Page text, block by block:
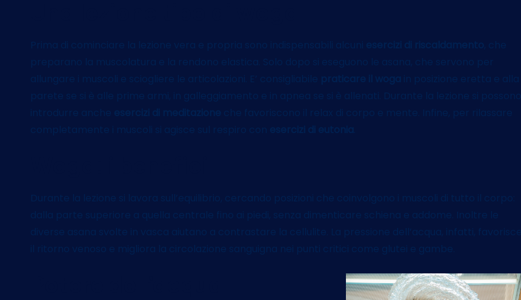
Prima di cominciare la lezione vera e propria sono indispensabili alcuni esercizi di riscaldamento
, che
preparano la muscolatura e la rendono elastica. Solo dopo si eseguono le asana, che servono per
allungare i muscoli e sciogliere le articolazioni. E’ consigliabile praticare il woga
in posizione eretta e alla
parete se si è alle prime armi, in galleggiamento e in apnea se si è allenati. Durante la lezione si possono
introdurre anche
esercizi di meditazione
che favoriscono il relax di corpo e mente. Infine, per rilassare
completamente i muscoli si agisce sul respiro con
esercizi di eutonia
Durante la lezione si lavora sull’equilibrio, cercando posizioni che coinvolgono i muscoli di tutto il corpo:
dalla parte superiore a quella centrale fino ai piedi, senza dimenticare schiena e addome. Inoltre le
diverse asana svolte in vasca aiutano a contrastare la cellulite. La pressione dell’acqua, infatti, favorisce
il ritorno venoso e migliora la circolazione sanguigna nei punti critici come glutei e gambe.